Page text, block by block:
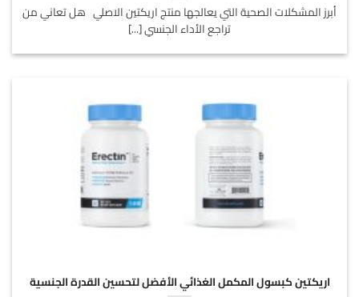
أبرز المشكلات الصحية التي يعالجها منتج اريكتين الاصلي هل تعاني من
تراجع الأداء الجنسي [...]
اريكتين كبسول المكمل الغذائي الأفضل لتحسين القدرة الجنسية